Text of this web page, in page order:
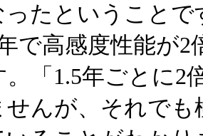
ったということ
で高感度性能が
「1.5年ごとに2
せんが、それで